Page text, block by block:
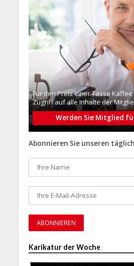
Für den Preis einer Tasse
Zugriff auf alle Inhalte der
Werden Sie Mitglied
Abonnieren Sie unseren
Karikatur der Woche